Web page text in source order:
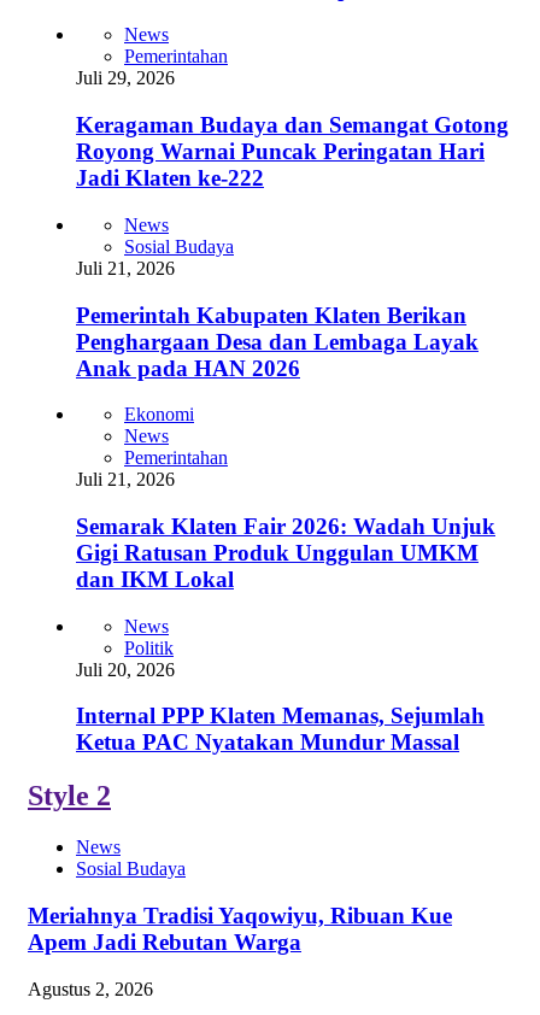
News
Pemerintahan
Juli 29, 2026
Keragaman Budaya dan Semangat Gotong
Royong Warnai Puncak Peringatan Hari
Jadi Klaten ke-222
News
Sosial Budaya
Juli 21, 2026
Pemerintah Kabupaten Klaten Berikan
Penghargaan Desa dan Lembaga Layak
Anak pada HAN 2026
Ekonomi
News
Pemerintahan
Juli 21, 2026
Semarak Klaten Fair 2026: Wadah Unjuk
Gigi Ratusan Produk Unggulan UMKM
dan IKM Lokal
News
Politik
Juli 20, 2026
Internal PPP Klaten Memanas, Sejumlah
Ketua PAC Nyatakan Mundur Massal
Style 2
News
Sosial Budaya
Meriahnya Tradisi Yaqowiyu, Ribuan Kue
Apem Jadi Rebutan Warga
Agustus 2, 2026